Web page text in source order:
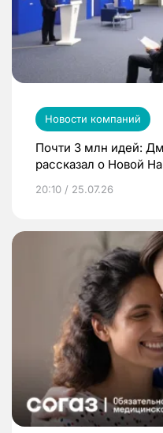
Новости компаний
Почти 3 млн идей:
рассказал о Новой
20:10 / 25.07.26